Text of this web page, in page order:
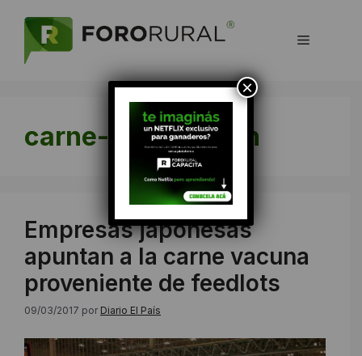
contenido
Menú
carne-exportacion
Empresas japonesas
apuntan a la carne vacuna
proveniente de feedlots
09/03/2017 por Diario El País
×